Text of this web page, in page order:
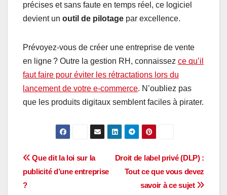
précises et sans faute en temps réel, ce logiciel
devient un outil de pilotage par excellence.
Prévoyez-vous de créer une entreprise de vente
en ligne ? Outre la gestion RH, connaissez ce qu’il
faut faire pour éviter les rétractations lors du
lancement de votre e-commerce. N’oubliez pas
que les produits digitaux semblent faciles à pirater.
Navigation
de
Droit de label privé (DLP) :
Tout ce que vous devez
savoir à ce sujet
Que dit la loi sur la
publicité d’une entreprise
?